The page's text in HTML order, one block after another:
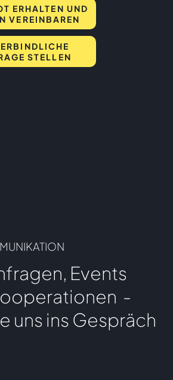
ERHALTEN UND
VEREINBAREN
STELLEN
Events
-
uns ins Gespräch